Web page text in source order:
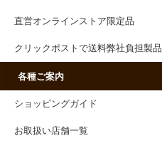
直営オンラインストア限定品
クリックポストで送料弊社負担製品
各種ご案内
ショッピングガイド
お取扱い店舗一覧